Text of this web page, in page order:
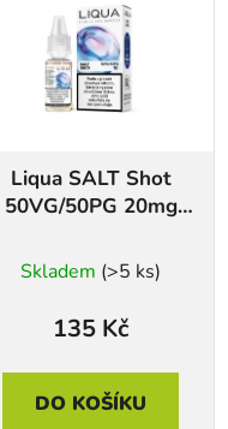
Liqua SALT Shot
50VG/50PG 20mg
Skladem (>5 ks)
135 Kč
DO KOŠÍKU